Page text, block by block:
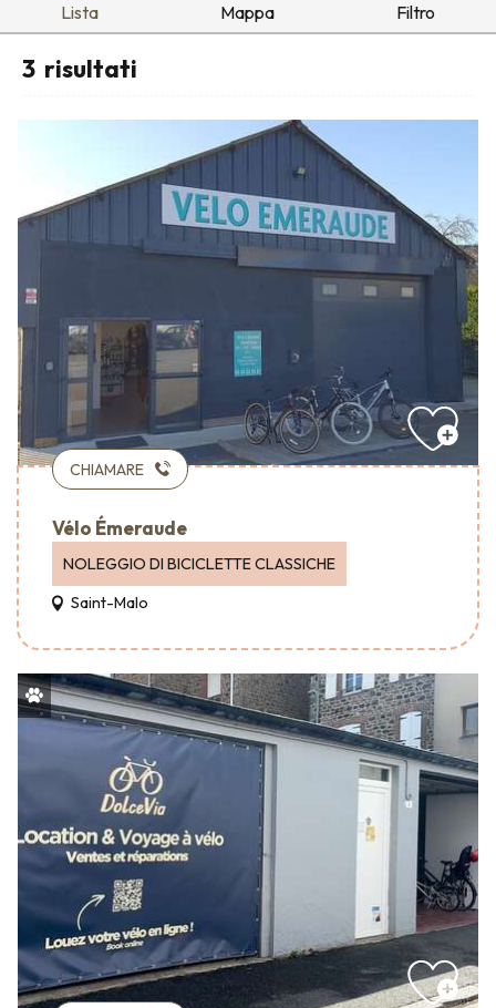
Lista Mappa Filtro
3 risultati
CHIAMARE
Vélo Émeraude
NOLEGGIO DI BICICLETTE CLASSICHE
Saint-Malo